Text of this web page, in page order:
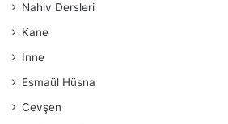
Nahiv Dersleri
Kane
İnne
Esmaül Hüsna
Cevşen